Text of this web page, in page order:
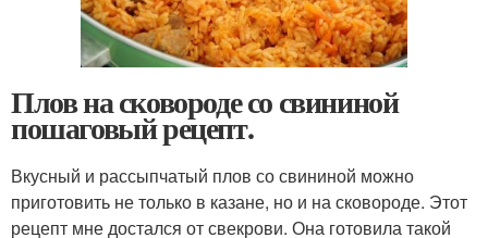
Плов на сковороде со свининой
пошаговый рецепт.
Вкусный и рассыпчатый плов со свининой можно
приготовить не только в казане, но и на сковороде. Этот
рецепт мне достался от свекрови. Она готовила такой